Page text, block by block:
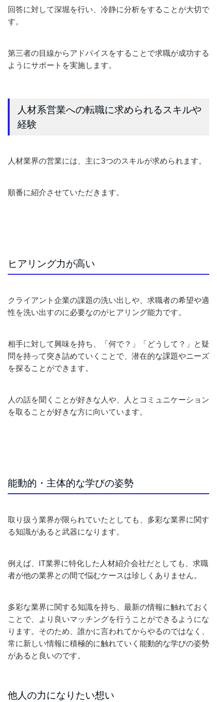
回答に対して深堀を行い、冷静に分析をすることが大切で
す。
第三者の目線からアドバイスをすることで求職が成功する
ようにサポートを実施します。
人材系営業への転職に求められるスキルや
経験
人材業界の営業には、主に3つのスキルが求められます。
順番に紹介させていただきます。
ヒアリング力が高い
クライアント企業の課題の洗い出しや、求職者の希望や適
性を洗い出すのに必要なのがヒアリング能力です。
相手に対して興味を持ち、「何で？」「どうして？」と疑
問を持って突き詰めていくことで、潜在的な課題やニーズ
を探ることができます。
人の話を聞くことが好きな人や、人とコミュニケーション
を取ることが好きな方に向いています。
能動的・主体的な学びの姿勢
取り扱う業界が限られていたとしても、多彩な業界に関す
る知識があると武器になります。
例えば、IT業界に特化した人材紹介会社だとしても、求職
者が他の業界との間で悩むケースは珍しくありません。
多彩な業界に関する知識を持ち、最新の情報に触れておく
ことで、より良いマッチングを行うことができるようにな
ります。そのため、誰かに言われてからやるのではなく、
常に新しい情報に積極的に触れていく能動的な学びの姿勢
があると良いのです。
他人の力になりたい想い